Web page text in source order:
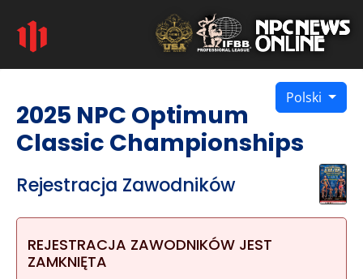
Polski
2025 NPC Optimum
Classic Championships
Rejestracja Zawodników
REJESTRACJA ZAWODNIKÓW JEST
ZAMKNIĘTA